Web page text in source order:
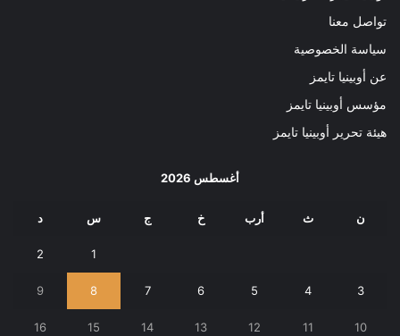
تواصل معنا
سياسة الخصوصية
عن أوبينيا تايمز
مؤسس أوبينيا تايمز
هيئة تحرير أوبينيا تايمز
أغسطس 2026
ن ث أرب خ ج س د
1
2
3
4
5
6
7
8
9
10
11
12
13
14
15
16